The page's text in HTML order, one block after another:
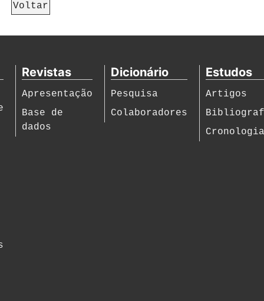
Voltar
Revistas
Apresentação
Base de
dados
Dicionário
Pesquisa
Colaboradores
Estudos
Artigos